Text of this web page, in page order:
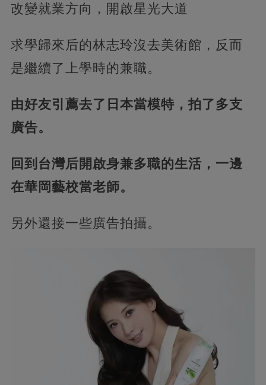
改變就業方向，開啟星光大道
求學歸來后的林志玲沒去美術館，反而
是繼續了上學時的兼職。
由好友引薦去了日本當模特，拍了多支
廣告。
回到台灣后開啟身兼多職的生活，一邊
在華岡藝校當老師。
另外還接一些廣告拍攝。